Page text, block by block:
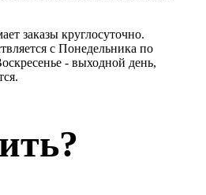
заказы круглосуточно.
с Понедельника по
- выходной день,